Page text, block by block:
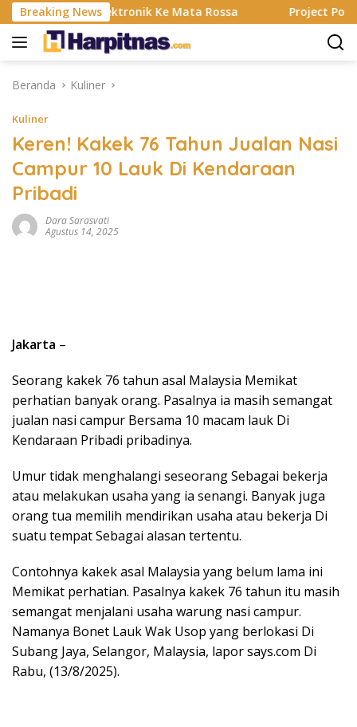
Langsung
ke
konten
Breaking News
Alat Elektronik Ke Mata Rossa Project Pop
Beranda Kuliner
Kuliner
Keren! Kakek 76 Tahun Jualan Nasi
Campur 10 Lauk Di Kendaraan
Pribadi
Dara Sarasvati
Agustus 14, 2025
Jakarta –
Seorang kakek 76 tahun asal Malaysia Memikat
perhatian banyak orang. Pasalnya ia masih semangat
jualan nasi campur Bersama 10 macam lauk Di
Kendaraan Pribadi pribadinya.
Umur tidak menghalangi seseorang Sebagai bekerja
atau melakukan usaha yang ia senangi. Banyak juga
orang tua memilih mendirikan usaha atau bekerja Di
suatu tempat Sebagai alasan tertentu.
Contohnya kakek asal Malaysia yang belum lama ini
Memikat perhatian. Pasalnya kakek 76 tahun itu masih
semangat menjalani usaha warung nasi campur.
Namanya Bonet Lauk Wak Usop yang berlokasi Di
Subang Jaya, Selangor, Malaysia, lapor says.com Di
Rabu, (13/8/2025).